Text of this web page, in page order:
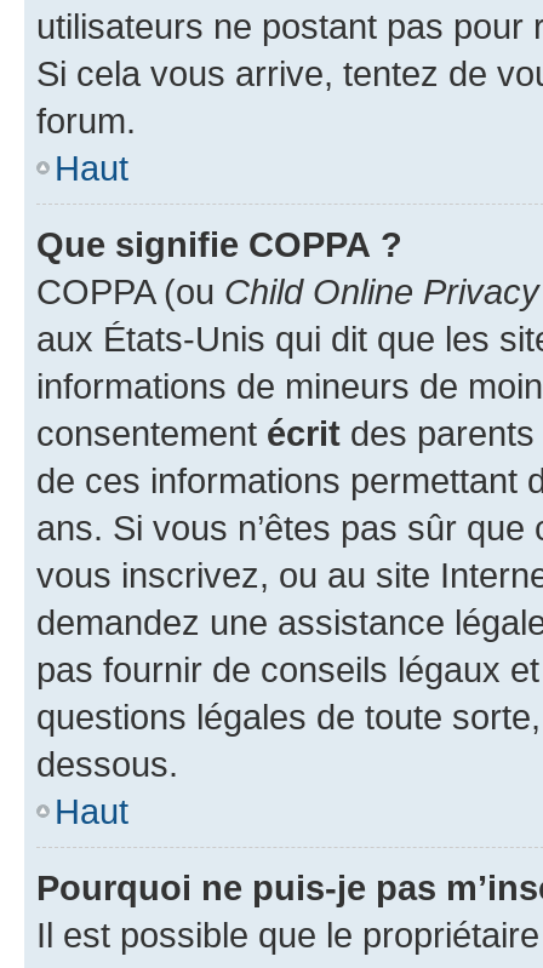
utilisateurs ne postant pas pour
Si cela vous arrive, tentez de
forum.
Haut
Que signifie COPPA ?
COPPA (ou Child Online
aux États-Unis qui dit que les
informations de mineurs de
consentement écrit des parents
de ces informations permettant
ans. Si vous n’êtes pas sûr
vous inscrivez, ou au site
demandez une assistance
pas fournir de conseils légaux
questions légales de toute
dessous.
Haut
Pourquoi ne puis-je pas
Il est possible que le